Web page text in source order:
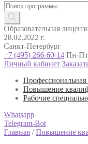
Поиск
товаров
Образовательная
28.02.2022 г.
Санкт-Петербург
+7 (495) 266-60-14 Пн-Пт
Личный кабинет
Профессиональная
Повышение
Рабочие
Whatsapp
Telegram-Bot
Главная /Повышение